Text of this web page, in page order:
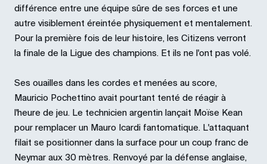
différence entre une équipe sûre de ses forces et une
autre visiblement éreintée physiquement et mentalement.
Pour la première fois de leur histoire, les Citizens verront
la finale de la Ligue des champions. Et ils ne l'ont pas volé.
Ses ouailles dans les cordes et menées au score,
Mauricio Pochettino avait pourtant tenté de réagir à
l'heure de jeu. Le technicien argentin lançait Moïse Kean
pour remplacer un Mauro Icardi fantomatique. L'attaquant
filait se positionner dans la surface pour un coup franc de
Neymar aux 30 mètres. Renvoyé par la défense anglaise,